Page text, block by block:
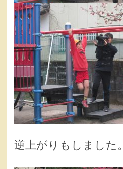
逆上がりもしました。